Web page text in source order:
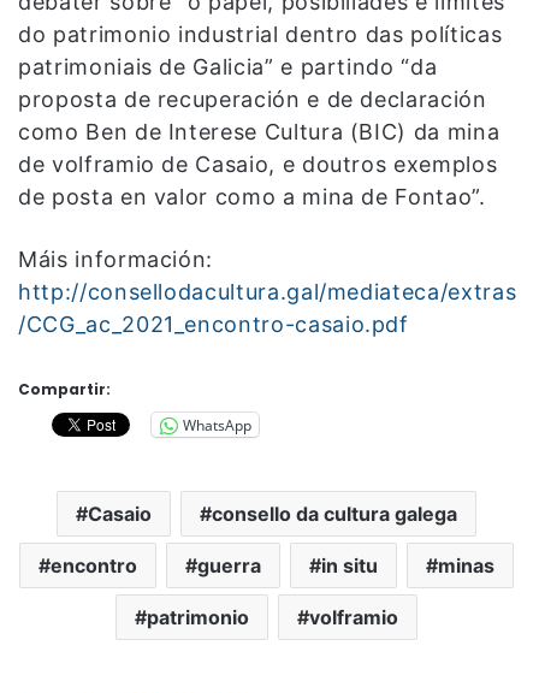
do patrimonio industrial dentro das políticas
patrimoniais de Galicia” e partindo “da
proposta de recuperación e de declaración
como Ben de Interese Cultura (BIC) da mina
de volframio de Casaio, e doutros exemplos
de posta en valor como a mina de Fontao”.
Máis información:
http://consellodacultura.gal/mediateca/extras
/CCG_ac_2021_encontro-casaio.pdf
Compartir:
WhatsApp
Casaio consello da cultura galega
encontro guerra in situ minas
patrimonio volframio